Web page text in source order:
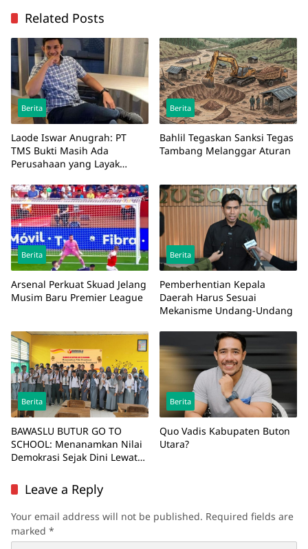
Related Posts
Berita
Laode Iswar Anugrah: PT
TMS Bukti Masih Ada
Perusahaan yang Layak
Berita
Bahlil Tegaskan Sanksi Tegas
Tambang Melanggar Aturan
Berita
Arsenal Perkuat Skuad Jelang
Musim Baru Premier League
Berita
Pemberhentian Kepala
Daerah Harus Sesuai
Mekanisme Undang-Undang
Berita
BAWASLU BUTUR GO TO
SCHOOL: Menanamkan Nilai
Demokrasi Sejak Dini Lewat
Berita
Quo Vadis Kabupaten Buton
Utara?
Leave a Reply
Your email address will not be published. Required fields are
marked *